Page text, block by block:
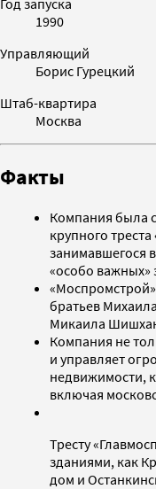
1990
Управляющий
Борис Гурецкий
Штаб-квартира
Москва
Факты
Компания была
крупного
занимавшегося
«особо важных»
братьев
Микаила
Компания не
и управляет
недвижимости,
включая
Тресту
зданиями, как
дом и